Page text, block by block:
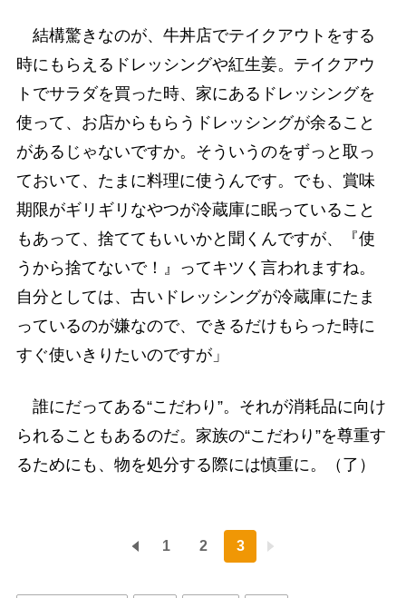
結構驚きなのが、牛丼店でテイクアウトをする
時にもらえるドレッシングや紅生姜。テイクアウ
トでサラダを買った時、家にあるドレッシングを
使って、お店からもらうドレッシングが余ること
があるじゃないですか。そういうのをずっと取っ
ておいて、たまに料理に使うんです。でも、賞味
期限がギリギリなやつが冷蔵庫に眠っていること
もあって、捨ててもいいかと聞くんですが、『使
うから捨てないで！』ってキツく言われますね。
自分としては、古いドレッシングが冷蔵庫にたま
っているのが嫌なので、できるだけもらった時に
すぐ使いきりたいのですが」
誰にだってある“こだわり”。それが消耗品に向け
られることもあるのだ。家族の“こだわり”を尊重す
るためにも、物を処分する際には慎重に。（了）
1 2 3